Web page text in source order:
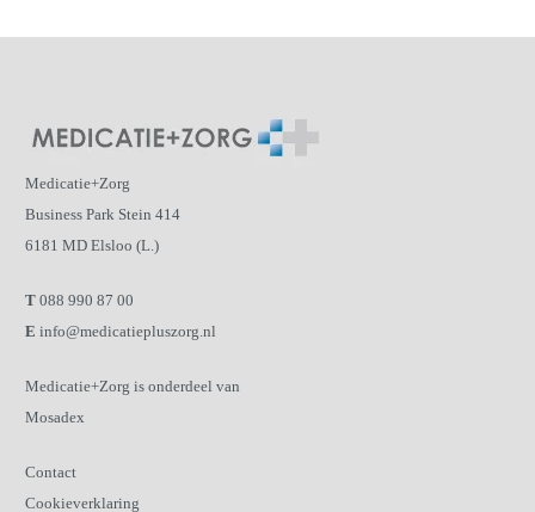
Medicatie+Zorg
Business Park Stein 414
6181 MD Elsloo (L.)
T 088 990 87 00
E info@medicatiepluszorg.nl
Medicatie+Zorg is onderdeel van
Mosadex
Contact
Cookieverklaring